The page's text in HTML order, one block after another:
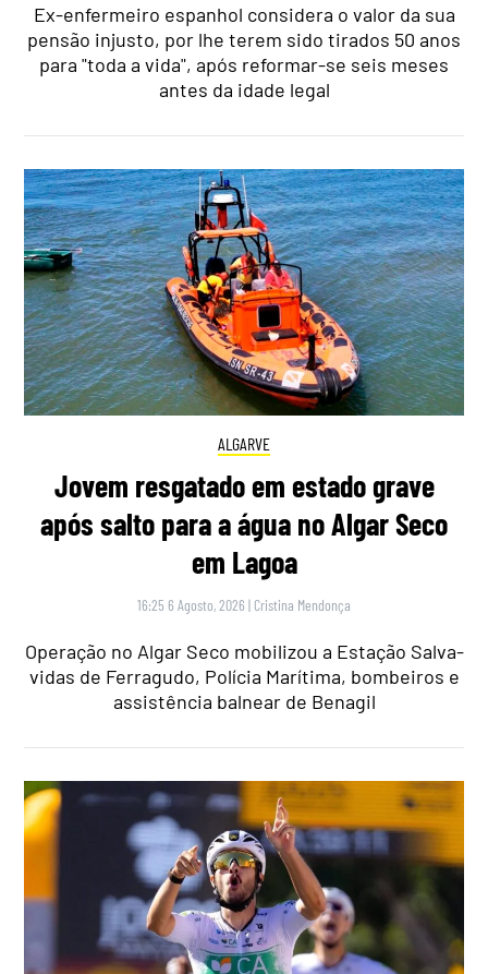
Ex-enfermeiro espanhol considera o valor da sua
pensão injusto, por lhe terem sido tirados 50 anos
para "toda a vida", após reformar-se seis meses
antes da idade legal
ALGARVE
Jovem resgatado em estado grave
após salto para a água no Algar Seco
em Lagoa
16:25 6 Agosto, 2026 | Cristina Mendonça
Operação no Algar Seco mobilizou a Estação Salva-
vidas de Ferragudo, Polícia Marítima, bombeiros e
assistência balnear de Benagil